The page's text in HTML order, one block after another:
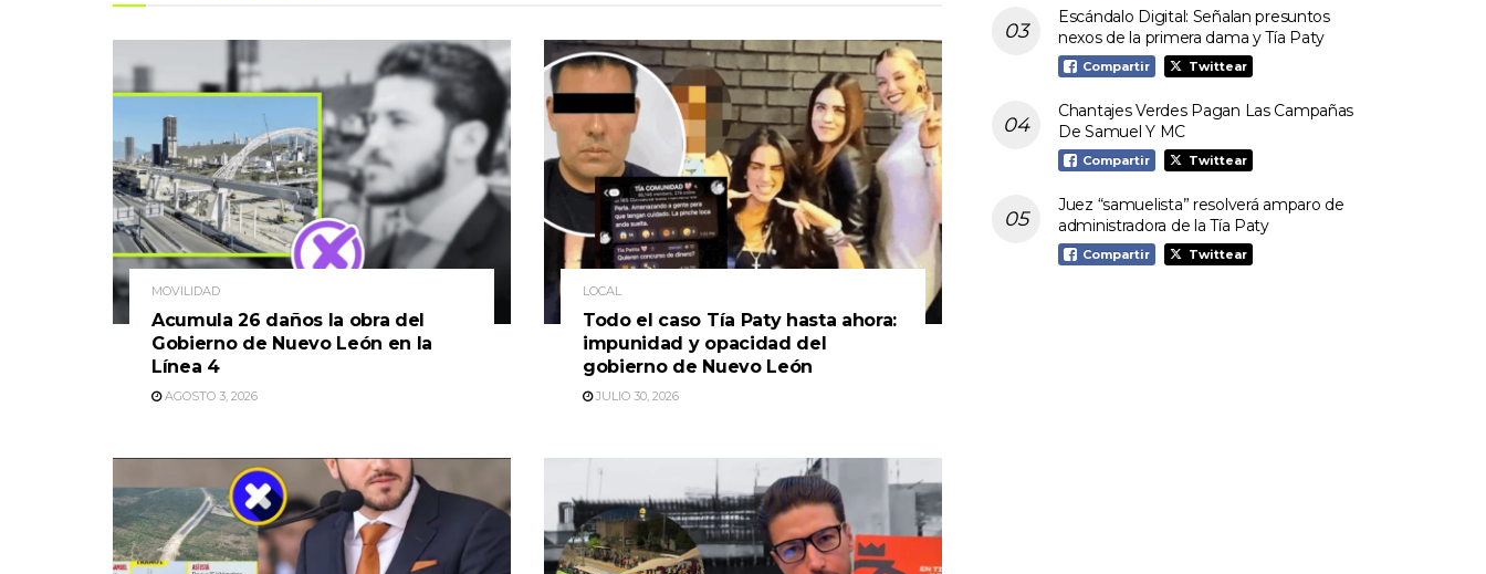
MOVILIDAD
Acumula 26 daños la obra del
Gobierno de Nuevo León en la
Línea 4
AGOSTO 3, 2026
LOCAL
Todo el caso Tía Paty hasta ahora:
impunidad y opacidad del
gobierno de Nuevo León
JULIO 30, 2026
Escándalo Digital: Señalan presuntos
nexos de la primera dama y Tía Paty
Compartir Twittear
Chantajes Verdes Pagan Las Campañas
De Samuel Y MC
Compartir Twittear
Juez “samuelista” resolverá amparo de
administradora de la Tía Paty
Compartir Twittear